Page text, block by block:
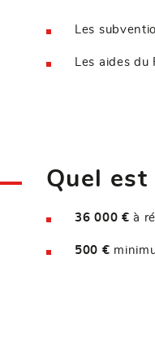
Les
Les aides du
Quel
36 000 € à
500 €